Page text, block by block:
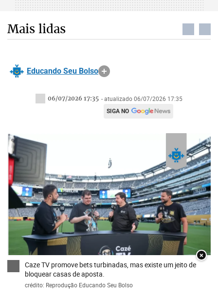
Mais lidas
Educando Seu Bolso
06/07/2026 17:35 - atualizado 06/07/2026 17:35
SIGA NO
×
Caze TV promove bets turbinadas, mas existe um jeito de
bloquear casas de aposta.
crédito: Reprodução Educando Seu Bolso